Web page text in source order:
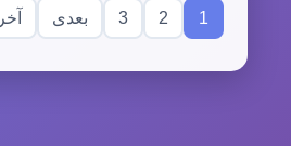
1
2
3 بعدی آخر